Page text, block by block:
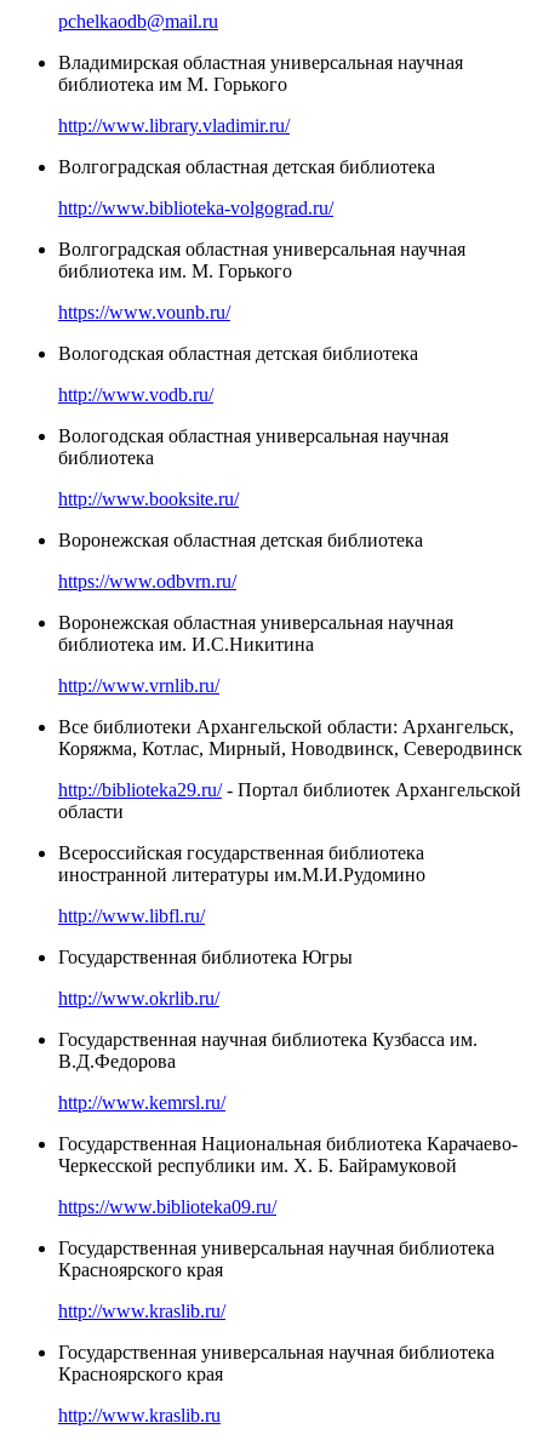
pchelkaodb@mail.ru
Владимирская областная универсальная научная
библиотека им М. Горького
http://www.library.vladimir.ru/
Волгоградская областная детская библиотека
http://www.biblioteka-volgograd.ru/
Волгоградская областная универсальная научная
библиотека им. М. Горького
https://www.vounb.ru/
Вологодская областная детская библиотека
http://www.vodb.ru/
Вологодская областная универсальная научная
библиотека
http://www.booksite.ru/
Воронежская областная детская библиотека
https://www.odbvrn.ru/
Воронежская областная универсальная научная
библиотека им. И.С.Никитина
http://www.vrnlib.ru/
Все библиотеки Архангельской области: Архангельск,
Коряжма, Котлас, Мирный, Новодвинск, Северодвинск
http://biblioteka29.ru/- Портал библиотек Архангельской
области
Всероссийская государственная библиотека
иностранной литературы им.М.И.Рудомино
http://www.libfl.ru/
Государственная библиотека Югры
http://www.okrlib.ru/
Государственная научная библиотека Кузбасса им.
В.Д.Федорова
http://www.kemrsl.ru/
Государственная Национальная библиотека Карачаево-
Черкесской республики им. Х. Б. Байрамуковой
https://www.biblioteka09.ru/
Государственная универсальная научная библиотека
Красноярского края
http://www.kraslib.ru/
Государственная универсальная научная библиотека
Красноярского края
http://www.kraslib.ru